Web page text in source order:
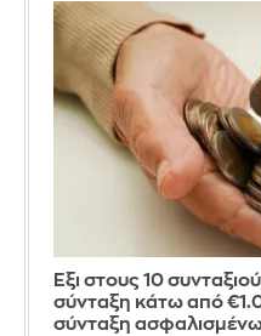
Έξι στους 10
σύνταξη κάτω από
σύνταξη